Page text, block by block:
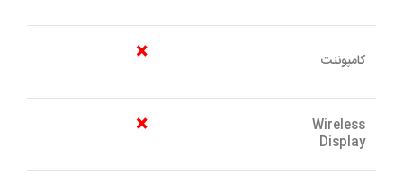
کامپوننت ×
Wireless
Display
×